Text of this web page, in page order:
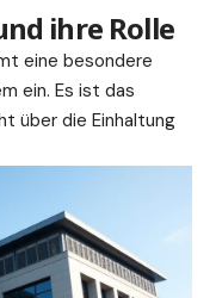
ihre Rolle
eine besondere
ein. Es ist das
über die Einhaltung